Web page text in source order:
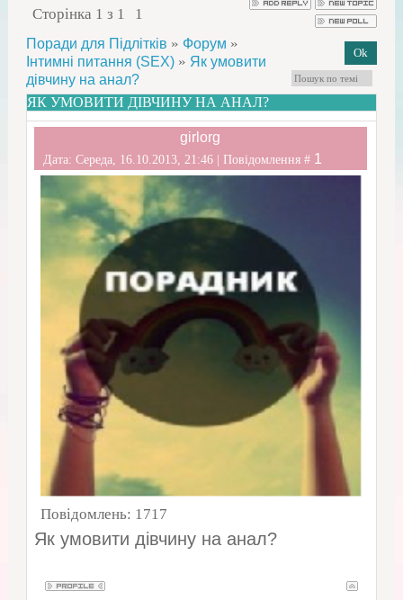
Сторінка 1 з 1 1
Поради для Підлітків » Форум »
Інтимні питання (SEX) » Як умовити
дівчину на анал?
ЯК УМОВИТИ ДІВЧИНУ НА АНАЛ?
girlorg
Дата: Середа, 16.10.2013, 21:46 | Повідомлення # 1
Повідомлень: 1717
Як умовити дівчину на анал?